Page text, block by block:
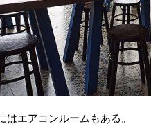
はエアコンルームもある。